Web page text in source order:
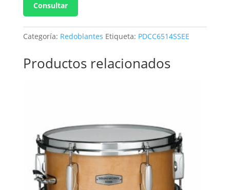
Consultar
Categoría: Redoblantes Etiqueta: PDCC6514SSEE
Productos relacionados